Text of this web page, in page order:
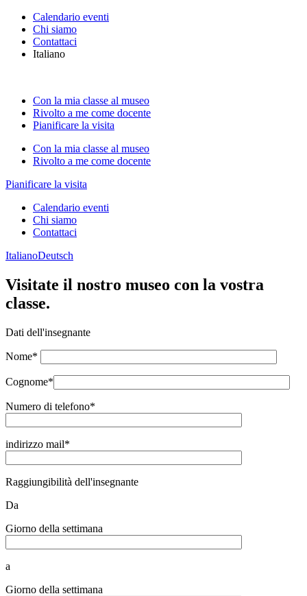
Calendario eventi
Chi siamo
Contattaci
Italiano
Con la mia classe al museo
Rivolto a me come docente
Pianificare la visita
Con la mia classe al museo
Rivolto a me come docente
Pianificare la visita
Calendario eventi
Chi siamo
Contattaci
ItalianoDeutsch
Visitate il nostro museo con la vostra
classe.
Dati dell'insegnante
Nome*
Cognome*
Numero di telefono*
indirizzo mail*
Raggiungibilità dell'insegnante
Da
Giorno della settimana
a
Giorno della settimana